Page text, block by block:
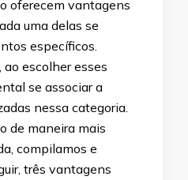
oferecem vantagens
uma delas se
específicos.
ao escolher esses
se associar a
nessa categoria.
de maneira mais
compilamos e
três vantagens